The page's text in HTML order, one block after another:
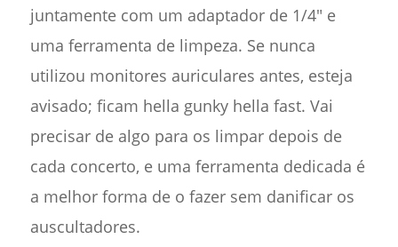
juntamente com um adaptador de 1/4" e
uma ferramenta de limpeza. Se nunca
utilizou monitores auriculares antes, esteja
avisado; ficam hella gunky hella fast. Vai
precisar de algo para os limpar depois de
cada concerto, e uma ferramenta dedicada é
a melhor forma de o fazer sem danificar os
auscultadores.